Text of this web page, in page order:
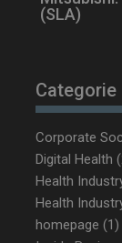
(SLA)
Categorie
Corporate
Digital Health
Health
Health
homepage (1)